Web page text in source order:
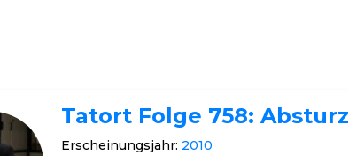
Tatort Folge 758: Absturz
Erscheinungsjahr: 2010